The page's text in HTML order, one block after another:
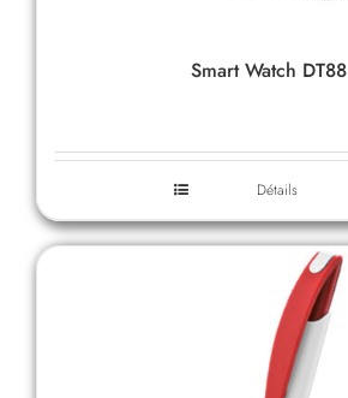
Smart Watch DT88
Détails